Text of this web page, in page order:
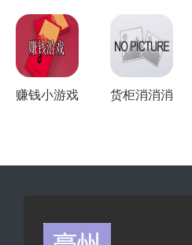
赚钱小游戏
货柜消消消